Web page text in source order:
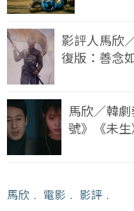
影評人馬欣
復版：善念
馬欣／韓
號》《未生
馬欣 ﹒ 電影 ﹒ 影評 ﹒